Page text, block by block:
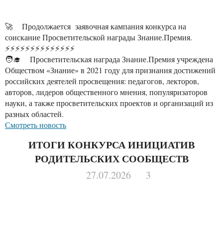
🚀 Продолжается заявочная кампания конкурса на
соискание Просветительской награды Знание.Премия.
⚡️⚡️⚡️⚡️⚡️⚡️⚡️⚡️⚡️⚡️⚡️⚡️⚡️⚡️
🧑‍🎓 Просветительская награда Знание.Премия учреждена
Обществом «Знание» в 2021 году для признания достижений
российских деятелей просвещения: педагогов, лекторов,
авторов, лидеров общественного мнения, популяризаторов
науки, а также просветительских проектов и организаций из
разных областей.
Смотреть новость
ИТОГИ КОНКУРСА ИНИЦИАТИВ
РОДИТЕЛЬСКИХ СООБЩЕСТВ
27.07.2026 3